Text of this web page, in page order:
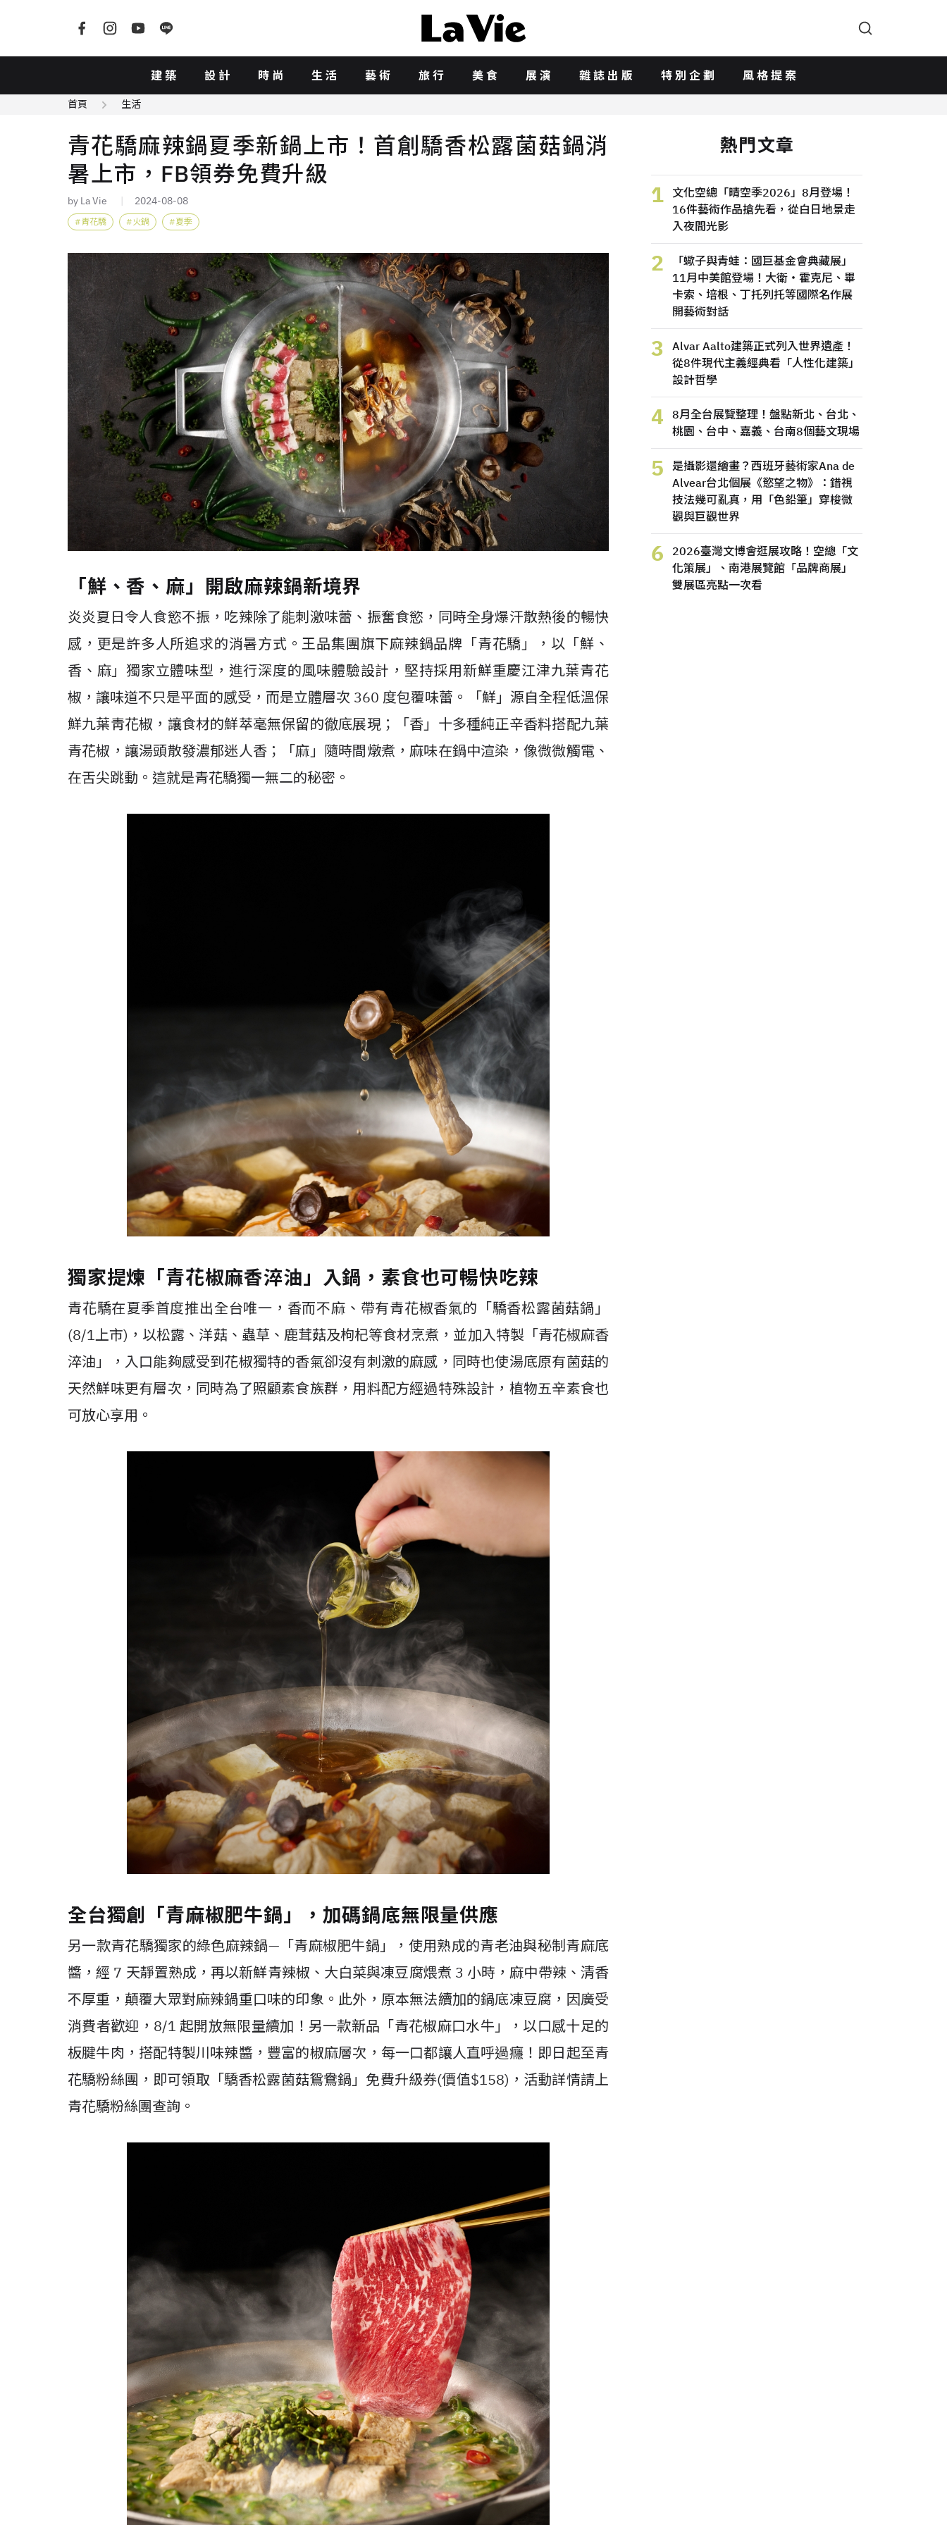
建築 設計 時尚 生活 藝術 旅行 美食 展演 雜誌出版 特別企劃 風格提案
首頁 生活
青花驕麻辣鍋夏季新鍋上市！首創驕香松露菌菇鍋消
暑上市，FB領券免費升級
by La Vie 2024-08-08
青花驕 火鍋 夏季
「鮮、香、麻」開啟麻辣鍋新境界
炎炎夏日令人食慾不振，吃辣除了能刺激味蕾、振奮食慾，同時全身爆汗散熱後的暢快
感，更是許多人所追求的消暑方式。王品集團旗下麻辣鍋品牌「青花驕」，以「鮮、
香、麻」獨家立體味型，進行深度的風味體驗設計，堅持採用新鮮重慶江津九葉青花
椒，讓味道不只是平面的感受，而是立體層次 360 度包覆味蕾。「鮮」源自全程低溫保
鮮九葉靑花椒，讓食材的鮮萃毫無保留的徹底展現；「香」十多種純正辛香料搭配九葉
青花椒，讓湯頭散發濃郁迷人香；「麻」隨時間燉煮，麻味在鍋中渲染，像微微觸電、
在舌尖跳動。這就是青花驕獨一無二的秘密。
獨家提煉「青花椒麻香淬油」入鍋，素食也可暢快吃辣
青花驕在夏季首度推出全台唯一，香而不麻、帶有青花椒香氣的「驕香松露菌菇鍋」
(8/1上市)，以松露、洋菇、蟲草、鹿茸菇及枸杞等食材烹煮，並加入特製「青花椒麻香
淬油」，入口能夠感受到花椒獨特的香氣卻沒有刺激的麻感，同時也使湯底原有菌菇的
天然鮮味更有層次，同時為了照顧素食族群，用料配方經過特殊設計，植物五辛素食也
可放心享用。
全台獨創「青麻椒肥牛鍋」，加碼鍋底無限量供應
另一款青花驕獨家的綠色麻辣鍋—「青麻椒肥牛鍋」，使用熟成的青老油與秘制青麻底
醬，經 7 天靜置熟成，再以新鮮青辣椒、大白菜與凍豆腐煨煮 3 小時，麻中帶辣、清香
不厚重，顛覆大眾對麻辣鍋重口味的印象。此外，原本無法續加的鍋底凍豆腐，因廣受
消費者歡迎，8/1 起開放無限量續加！另一款新品「青花椒麻口水牛」，以口感十足的
板腱牛肉，搭配特製川味辣醬，豐富的椒麻層次，每一口都讓人直呼過癮！即日起至青
花驕粉絲團，即可領取「驕香松露菌菇鴛鴦鍋」免費升級券(價值$158)，活動詳情請上
青花驕粉絲團查詢。
熱門文章
1
文化空總「晴空季2026」8月登場！
16件藝術作品搶先看，從白日地景走
入夜間光影
2
「蠍子與青蛙：國巨基金會典藏展」
11月中美館登場！大衛・霍克尼、畢
卡索、培根、丁托列托等國際名作展
開藝術對話
3
Alvar Aalto建築正式列入世界遺產！
從8件現代主義經典看「人性化建築」
設計哲學
4
8月全台展覽整理！盤點新北、台北、
桃園、台中、嘉義、台南8個藝文現場
5
是攝影還繪畫？西班牙藝術家Ana de
Alvear台北個展《慾望之物》：錯視
技法幾可亂真，用「色鉛筆」穿梭微
觀與巨觀世界
6
2026臺灣文博會逛展攻略！空總「文
化策展」、南港展覽館「品牌商展」
雙展區亮點一次看